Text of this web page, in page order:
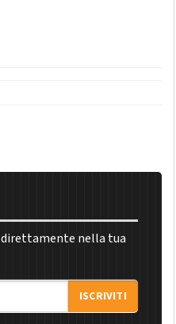
direttamente nella tua
ISCRIVITI